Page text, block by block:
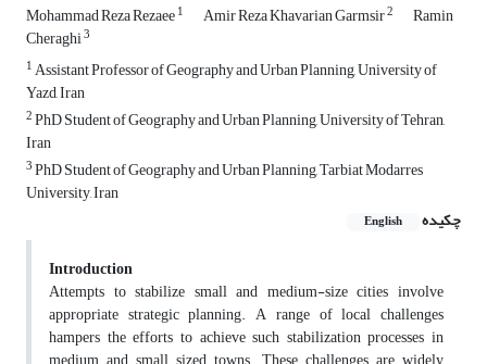
Mohammad Reza Rezaee1 Amir Reza Khavarian Garmsir2 Ramin
Cheraghi3
1Assistant Professor of Geography and Urban Planning, University of
Yazd, Iran
2PhD Student of Geography and Urban Planning, University of Tehran,
Iran
3PhD Student of Geography and Urban Planning, Tarbiat Modarres
University, Iran
چکیده
English
Introduction
Attempts to stabilize small and medium-size cities involve
appropriate strategic planning. A range of local challenges
hampers the efforts to achieve such stabilization processes in